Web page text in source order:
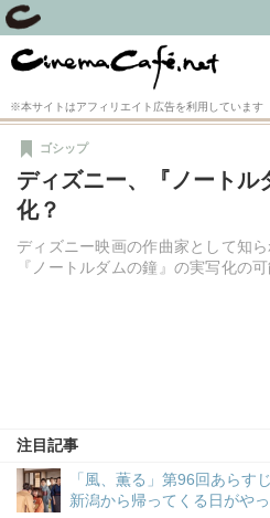
※本サイトはアフィリエイト広告を利用しています
ディズニー、『ノートル
化？
ディズニー映画の作曲家として知
『ノートルダムの鐘』の実写化の
ゴシップ
注目記事
「風、薫る」第96回あら
新潟から帰ってくる日がや